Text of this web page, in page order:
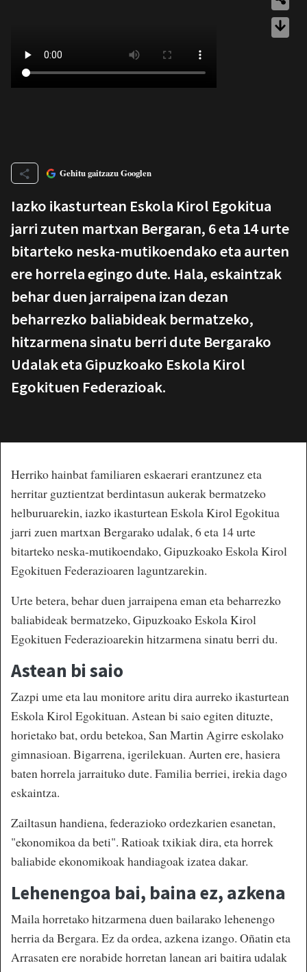
Gehitu gaitzazu Googlen
Iazko ikasturtean Eskola Kirol Egokitua
jarri zuten martxan Bergaran, 6 eta 14 urte
bitarteko neska-mutikoendako eta aurten
ere horrela egingo dute. Hala, eskaintzak
behar duen jarraipena izan dezan
beharrezko baliabideak bermatzeko,
hitzarmena sinatu berri dute Bergarako
Udalak eta Gipuzkoako Eskola Kirol
Egokituen Federazioak.
Herriko hainbat familiaren eskaerari erantzunez eta
herritar guztientzat berdintasun aukerak bermatzeko
helburuarekin, iazko ikasturtean Eskola Kirol Egokitua
jarri zuen martxan Bergarako udalak, 6 eta 14 urte
bitarteko neska-mutikoendako, Gipuzkoako Eskola Kirol
Egokituen Federazioaren laguntzarekin.
Urte betera, behar duen jarraipena eman eta beharrezko
baliabideak bermatzeko, Gipuzkoako Eskola Kirol
Egokituen Federazioarekin hitzarmena sinatu berri du.
Astean bi saio
Zazpi ume eta lau monitore aritu dira aurreko ikasturtean
Eskola Kirol Egokituan. Astean bi saio egiten dituzte,
horietako bat, ordu betekoa, San Martin Agirre eskolako
gimnasioan. Bigarrena, igerilekuan. Aurten ere, hasiera
baten horrela jarraituko dute. Familia berriei, irekia dago
eskaintza.
Zailtasun handiena, federazioko ordezkarien esanetan,
"ekonomikoa da beti". Ratioak txikiak dira, eta horrek
baliabide ekonomikoak handiagoak izatea dakar.
Lehenengoa bai, baina ez, azkena
Maila horretako hitzarmena duen bailarako lehenengo
herria da Bergara. Ez da ordea, azkena izango. Oñatin eta
Arrasaten ere norabide horretan lanean ari baitira udalak